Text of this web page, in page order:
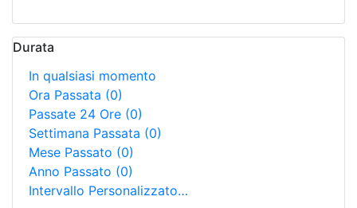
Durata
In qualsiasi momento
Ora Passata (0)
Passate 24 Ore (0)
Settimana Passata (0)
Mese Passato (0)
Anno Passato (0)
Intervallo Personalizzato…